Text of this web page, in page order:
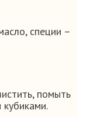
специи –
помыть